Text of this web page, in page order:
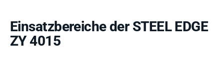
Einsatzbereiche der STEEL EDGE
ZY 4015